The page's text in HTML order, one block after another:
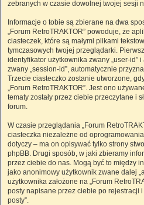
zebranych w czasie dowolnej twojej sesji
Informacje o tobie są zbierane na dwa
„Forum RetroTRAKTOR” powoduje, że
ciasteczek, które są małymi plikami
tymczasowych twojej przeglądarki.
identyfikator użytkownika zwany „user-id”
zwany „session-id”, automatycznie
Trzecie ciasteczko zostanie utworzone,
„Forum RetroTRAKTOR”. Jest ono
tematy zostały przez ciebie przeczytane i
forum.
W czasie przeglądania „Forum
ciasteczka niezależne od
dotyczy – ma on opisywać tylko strony
phpBB. Drugi sposób, w jaki zbieramy
przez ciebie do nas. Mogą być to między
jako anonimowy użytkownik zwane dalej
użytkownika założone na „Forum
posty napisane przez ciebie po rejestracji
posty”.